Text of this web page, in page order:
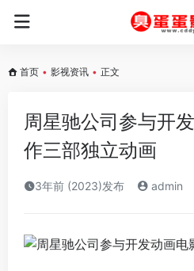
首页 • 影视资讯 • 正文
周星驰公司参与开
作三部独立动画
3年前 (2023)发布 admin